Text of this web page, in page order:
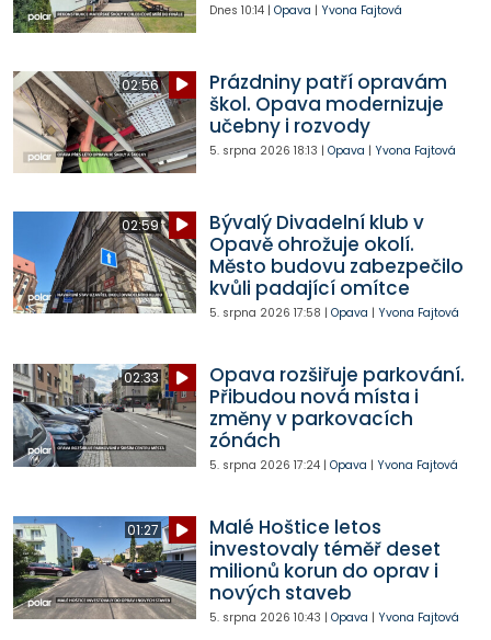
Dnes 10:14| Opava | Yvona Fajtová
02:56
Prázdniny patří opravám
škol. Opava modernizuje
učebny i rozvody
5. srpna 2026 18:13 | Opava | Yvona Fajtová
02:59
Bývalý Divadelní klub v
Opavě ohrožuje okolí.
Město budovu zabezpečilo
kvůli padající omítce
5. srpna 2026 17:58 | Opava | Yvona Fajtová
02:33
Opava rozšiřuje parkování.
Přibudou nová místa i
změny v parkovacích
zónách
5. srpna 2026 17:24| Opava | Yvona Fajtová
01:27
Malé Hoštice letos
investovaly téměř deset
milionů korun do oprav i
nových staveb
5. srpna 2026 10:43 | Opava | Yvona Fajtová